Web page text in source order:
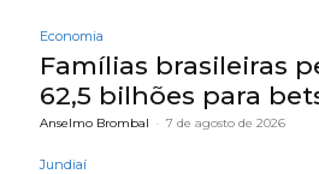
Economia
Famílias brasileiras
62,5 bilhões para
Anselmo Brombal - 7 de agosto de 2026
Jundiaí